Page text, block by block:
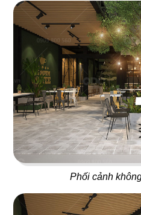
Phối cảnh
CHI
PHÍ
DỰ
ÁN
01
BAOZ DIMSUM